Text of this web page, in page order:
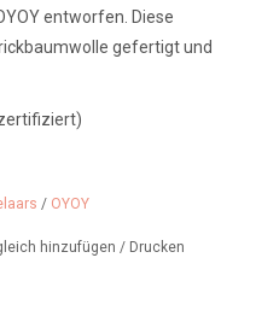
entworfen. Diese
gefertigt und
/ OYOY
hinzufügen / Drucken